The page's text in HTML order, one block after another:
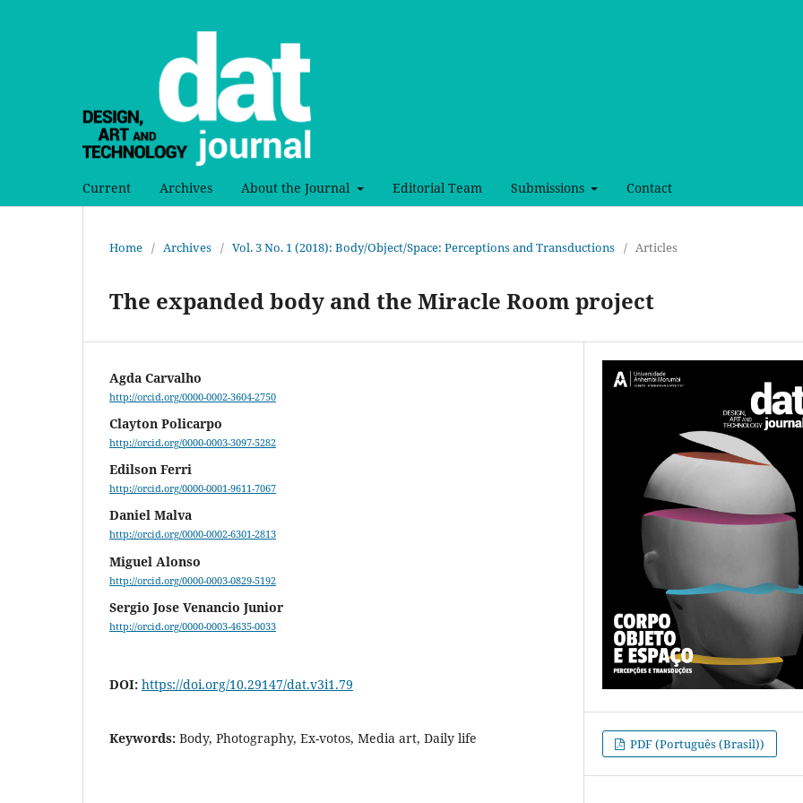
Current Archives About the Journal Editorial Team Submissions Contact
Home / Archives / Vol. 3 No. 1 (2018): Body/Object/Space: Perceptions and Transductions / Articles
The expanded body and the Miracle Room project
Agda Carvalho
http://orcid.org/0000-0002-3604-2750
Clayton Policarpo
http://orcid.org/0000-0003-3097-5282
Edilson Ferri
http://orcid.org/0000-0001-9611-7067
Daniel Malva
http://orcid.org/0000-0002-6301-2813
Miguel Alonso
http://orcid.org/0000-0003-0829-5192
Sergio Jose Venancio Junior
http://orcid.org/0000-0003-4635-0033
DOI: https://doi.org/10.29147/dat.v3i1.79
Keywords: Body, Photography, Ex-votos, Media art, Daily life PDF (Português (Brasil))